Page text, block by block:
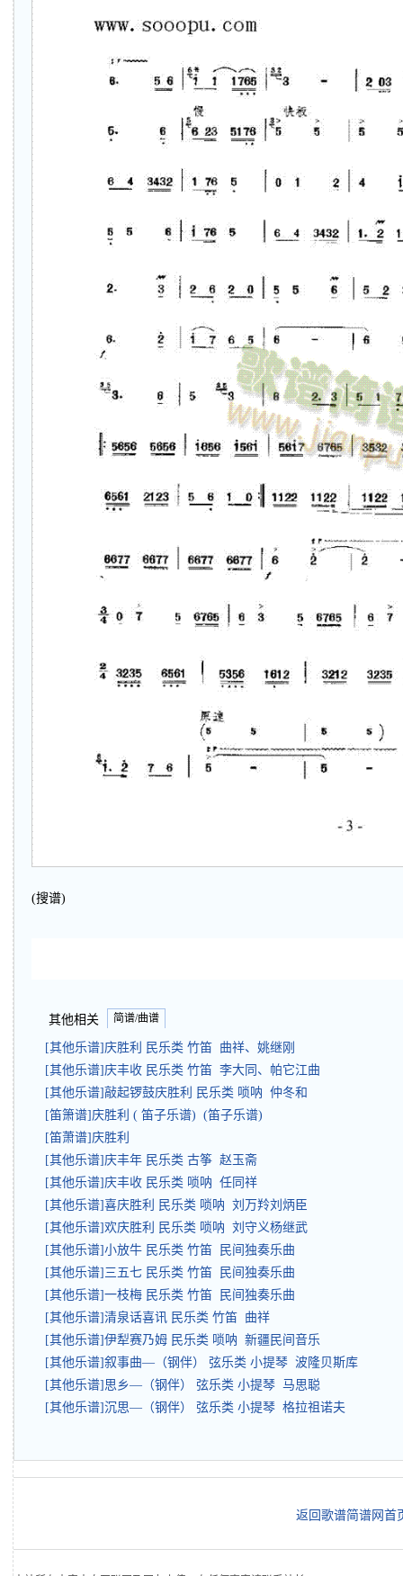
(搜谱)
其他相关 简谱/曲谱
[其他乐谱]庆胜利 民乐类 竹笛 曲祥、姚继刚
[其他乐谱]庆丰收 民乐类 竹笛 李大同、帕它江曲
[其他乐谱]敲起锣鼓庆胜利 民乐类 唢呐 仲冬和
[笛箫谱]庆胜利 ( 笛子乐谱) (笛子乐谱)
[笛萧谱]庆胜利
[其他乐谱]庆丰年 民乐类 古筝 赵玉斋
[其他乐谱]庆丰收 民乐类 唢呐 任同祥
[其他乐谱]喜庆胜利 民乐类 唢呐 刘万羚刘炳臣
[其他乐谱]欢庆胜利 民乐类 唢呐 刘守义杨继武
[其他乐谱]小放牛 民乐类 竹笛 民间独奏乐曲
[其他乐谱]三五七 民乐类 竹笛 民间独奏乐曲
[其他乐谱]一枝梅 民乐类 竹笛 民间独奏乐曲
[其他乐谱]清泉话喜讯 民乐类 竹笛 曲祥
[其他乐谱]伊犁赛乃姆 民乐类 唢呐 新疆民间音乐
[其他乐谱]叙事曲—（钢伴） 弦乐类 小提琴 波隆贝斯库
[其他乐谱]思乡—（钢伴） 弦乐类 小提琴 马思聪
[其他乐谱]沉思—（钢伴） 弦乐类 小提琴 格拉祖诺夫
返回歌谱简谱网首